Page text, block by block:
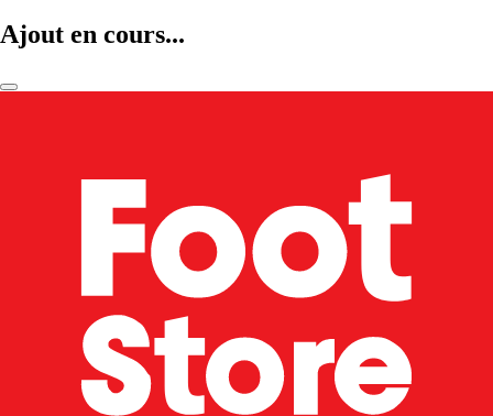
Ajout en cours...